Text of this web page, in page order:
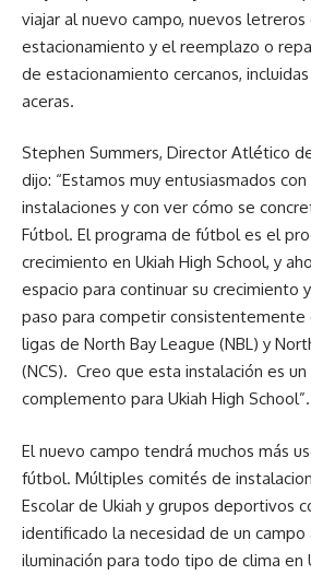
viajar al nuevo campo, nuevos
estacionamiento y el reemplazo o
de estacionamiento cercanos,
aceras.
Stephen Summers, Director Atlético
dijo: “Estamos muy entusiasmados
instalaciones y con ver cómo se
Fútbol. El programa de fútbol es el
crecimiento en Ukiah High School, y
espacio para continuar su crecimiento
paso para competir consistentemente
ligas de North Bay League (NBL) y
(NCS). Creo que esta instalación es
complemento para Ukiah High School”.
El nuevo campo tendrá muchos más
fútbol. Múltiples comités de
Escolar de Ukiah y grupos deportivos
identificado la necesidad de un
iluminación para todo tipo de clima en